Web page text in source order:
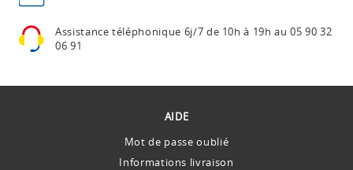
Assistance téléphonique 6j/7 de 10h à 19h au 05 90 32
06 91
AIDE
Mot de passe oublié
Informations livraison